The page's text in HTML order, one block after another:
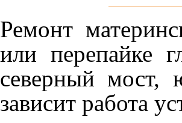
Ремонт
или перепайке
северный
зависит работа